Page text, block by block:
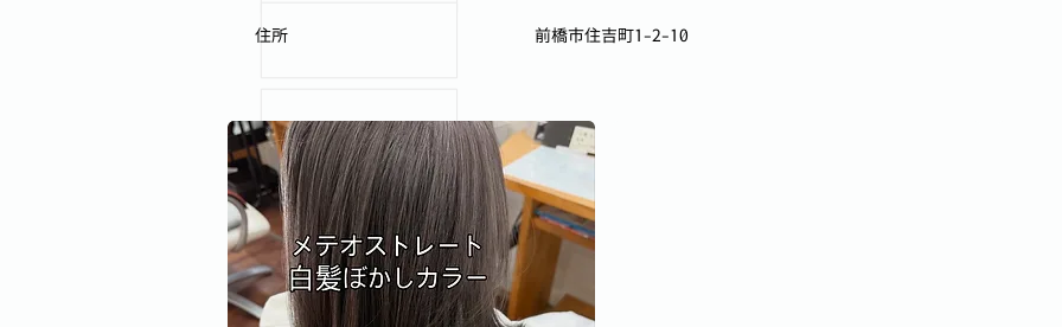
前橋市住吉町1-2-10
住所